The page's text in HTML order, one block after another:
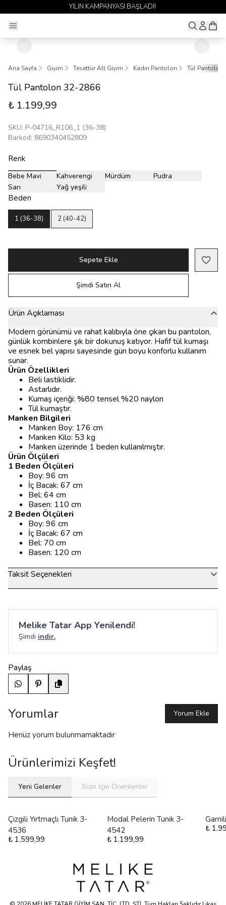
YILIN KAMPANYASI BAŞLADI!
Ana Sayfa Giyim Tesettür Alt Giyim Kadın Pantolon Tül Pantolon
Tül Pantolon 32-2866
₺ 1.199,99
SKU: P-04716_R106_1 (36-38)
Barkod: 8690340452809
Renk
Bebe Mavi Kahverengi Mürdüm
Pudra
Sarı
Yağ yeşili
Beden
1 (36-38) 2 (40-42)
Sepete Ekle
Şimdi Satın Al
Ürün Açıklaması
Modern görünümü ve rahat kalıbıyla öne çıkan bu pantolon,
günlük kombinlere şık bir dokunuş katıyor. Hafif tül kumaşı
ve esnek bel yapısı sayesinde gün boyu konforlu kullanım
sunar.
Ürün Özellikleri
Beli lastiklidir.
Astarlıdır.
Kumaş içeriği: %80 tensel %20 naylon
Tül kumaştır.
Manken Bilgileri
Manken Boy: 176 cm
Manken Kilo: 53 kg
Manken üzerinde 1 beden kullanılmıştır.
Ürün Ölçüleri
1 Beden Ölçüleri
Boy: 96 cm
İç Bacak: 67 cm
Bel: 64 cm
Basen: 110 cm
2 Beden Ölçüleri
Boy: 96 cm
İç Bacak: 67 cm
Bel: 70 cm
Basen: 120 cm
Taksit Seçenekleri
Melike Tatar App Yenilendi!
Şimdi indir.
Paylaş
Yorumlar Yorum Ekle
Henüz yorum bulunmamaktadır
Ürünlerimizi Keşfet!
Yeni Gelenler Sizin İçin Önerilenler
Çizgili Yırtmaçlı Tunik 3-
4536
₺ 1.599,99
Modal Pelerin Tunik 3-
4542
₺ 1.199,99
₺